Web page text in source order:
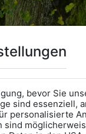
bevor Sie
sind essenziell,
personalisierte